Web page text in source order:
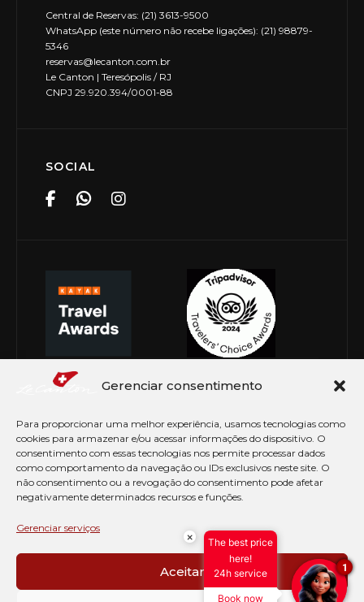
Gerenciar consentimento
Para proporcionar uma melhor experiência, usamos tecnologias como
cookies para armazenar e/ou acessar informações do dispositivo. O
consentimento com essas tecnologias nos permite processar dados
como comportamento da navegação ou IDs exclusivos neste site. O
não consentimento ou a revogação do consentimento pode afetar
negativamente determinados recursos e funções.
Gerenciar serviços
Aceitar
Central de Reservas: (21) 3613-9500
WhatsApp (este número não recebe ligações): (21) 98879-
5346
reservas@lecanton.com.br
Le Canton | Teresópolis / RJ
CNPJ 29.920.394/0001-88
SOCIAL
© Copyright 2026 Le Canton. Todos os direitos
PRÉ CHECK-IN
AVISO DE COOKIES
×
The best price
here!
24h service
Book now
1